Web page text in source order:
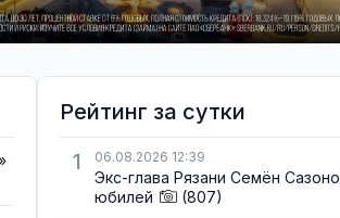
Рейтинг за сутки
1
06.08.2026 12:39
Экс-глава Рязани Семён
юбилей
(807)